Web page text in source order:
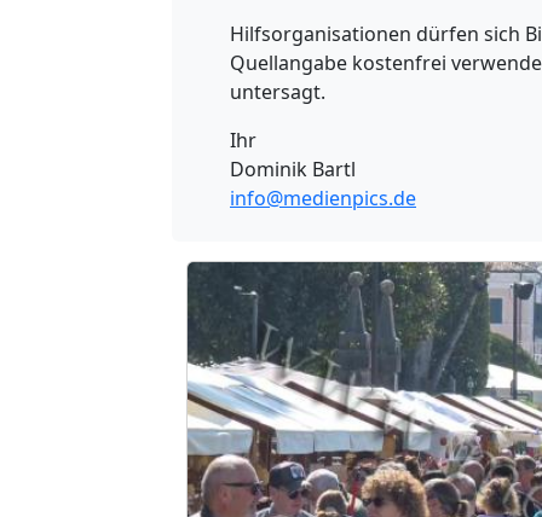
Hilfsorganisationen dürfen sich
Quellangabe kostenfrei
untersagt.
Ihr
Dominik Bartl
info@medienpics.de